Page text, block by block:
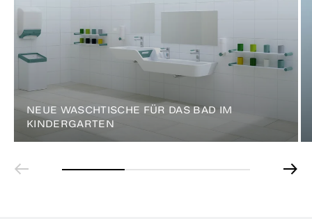
NEUE WASCHTISCHE FÜR DAS BAD IM
KINDERGARTEN